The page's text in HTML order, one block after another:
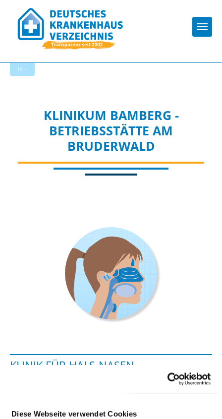
Diese Webseite verwendet Cookies
KLINIKUM BAMBERG -
BETRIEBSSTÄTTE AM
BRUDERWALD
KLINIK FÜR HALS-NASEN-
OHRENHEILKUNDE, KOPF-HALS-
CHIRURGIE